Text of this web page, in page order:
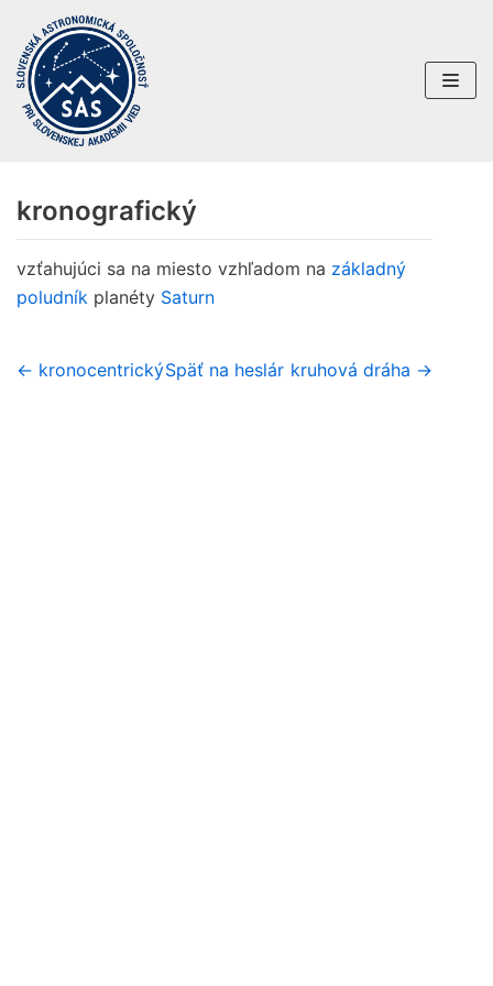
Preskočiť
na
obsah
kronografický
vzťahujúci sa na miesto vzhľadom na základný
poludník planéty Saturn
← kronocentrickýSpäť na heslár kruhová dráha →